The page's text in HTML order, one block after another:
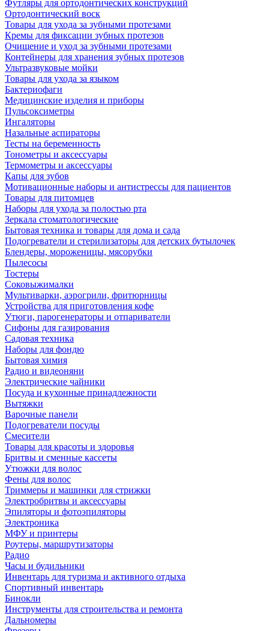
Футляры для ортодонтических конструкций
Ортодонтический воск
Товары для ухода за зубными протезами
Кремы для фиксации зубных протезов
Очищение и уход за зубными протезами
Контейнеры для хранения зубных протезов
Ультразвуковые мойки
Товары для ухода за языком
Бактериофаги
Медицинские изделия и приборы
Пульсоксиметры
Ингаляторы
Назальные аспираторы
Тесты на беременность
Тонометры и аксессуары
Термометры и аксессуары
Капы для зубов
Мотивационные наборы и антистрессы для пациентов
Товары для питомцев
Наборы для ухода за полостью рта
Зеркала стоматологические
Бытовая техника и товары для дома и сада
Подогреватели и стерилизаторы для детских бутылочек
Блендеры, мороженицы, мясорубки
Пылесосы
Тостеры
Соковыжималки
Мультиварки, аэрогрили, фритюрницы
Устройства для приготовления кофе
Утюги, парогенераторы и отпариватели
Сифоны для газирования
Садовая техника
Наборы для фондю
Бытовая химия
Радио и видеоняни
Электрические чайники
Посуда и кухонные принадлежности
Вытяжки
Варочные панели
Подогреватели посуды
Смесители
Товары для красоты и здоровья
Бритвы и сменные кассеты
Утюжки для волос
Фены для волос
Триммеры и машинки для стрижки
Электробритвы и аксессуары
Эпиляторы и фотоэпиляторы
Электроника
МФУ и принтеры
Роутеры, маршрутизаторы
Радио
Часы и будильники
Инвентарь для туризма и активного отдыха
Спортивный инвентарь
Бинокли
Инструменты для строительства и ремонта
Дальномеры